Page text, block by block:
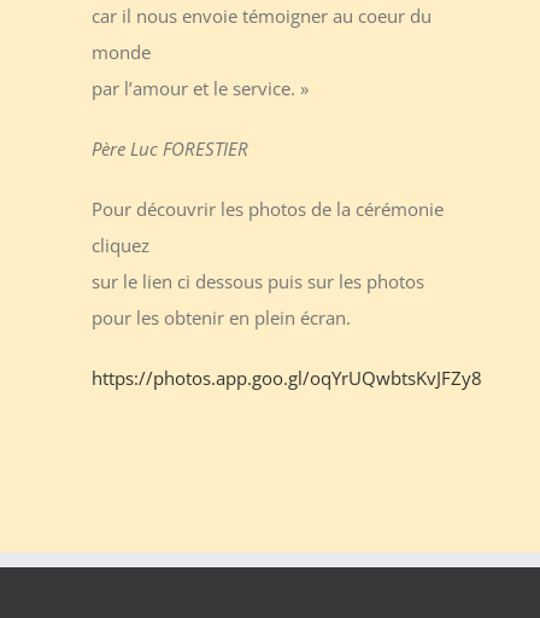
car il nous envoie témoigner au coeur du
monde
par l’amour et le service. »
Père Luc FORESTIER
Pour découvrir les photos de la cérémonie
cliquez
sur le lien ci dessous puis sur les photos
pour les obtenir en plein écran.
https://photos.app.goo.gl/oqYrUQwbtsKvJFZy8